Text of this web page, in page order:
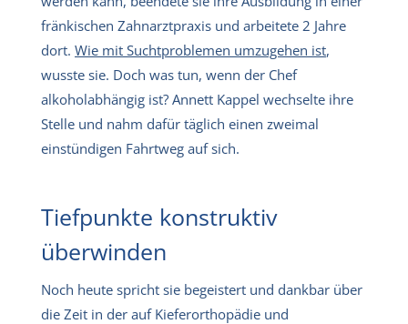
fränkischen Zahnarztpraxis und arbeitete 2 Jahre
dort. Wie mit Suchtproblemen umzugehen ist,
wusste sie. Doch was tun, wenn der Chef
alkoholabhängig ist? Annett Kappel wechselte ihre
Stelle und nahm dafür täglich einen zweimal
einstündigen Fahrtweg auf sich.
Tiefpunkte konstruktiv
überwinden
Noch heute spricht sie begeistert und dankbar über
die Zeit in der auf Kieferorthopädie und